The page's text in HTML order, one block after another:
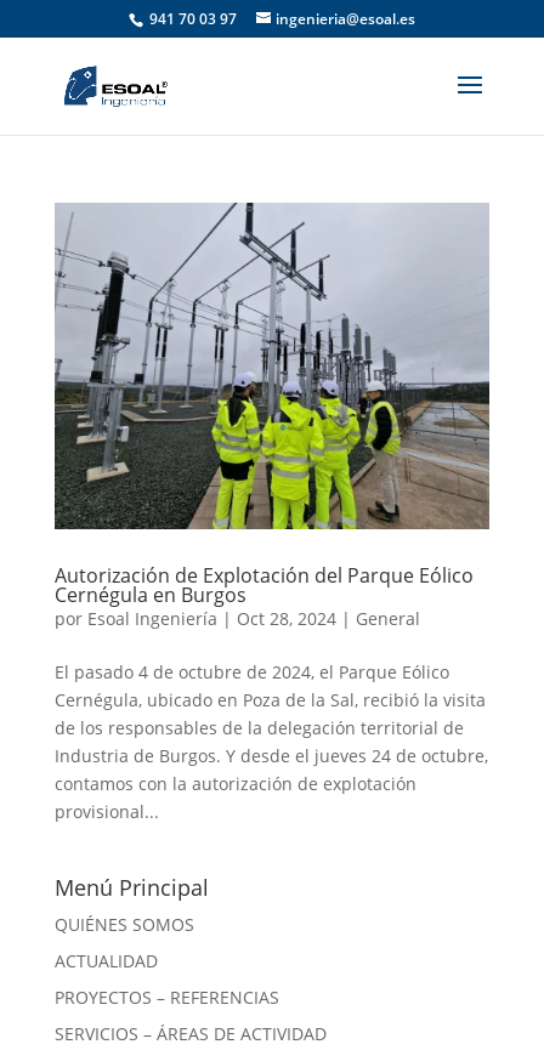
941 70 03 97 ingenieria@esoal.es
Autorización de Explotación del Parque Eólico
Cernégula en Burgos
por Esoal Ingeniería | Oct 28, 2024| General
El pasado 4 de octubre de 2024, el Parque Eólico
Cernégula, ubicado en Poza de la Sal, recibió la visita
de los responsables de la delegación territorial de
Industria de Burgos. Y desde el jueves 24 de octubre,
contamos con la autorización de explotación
provisional...
Menú Principal
QUIÉNES SOMOS
ACTUALIDAD
PROYECTOS – REFERENCIAS
SERVICIOS – ÁREAS DE ACTIVIDAD